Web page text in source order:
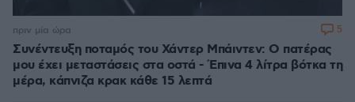
Συνέντευξη ποταμός του Χάντερ Μπάιντεν: Ο πατέρας
μου έχει μεταστάσεις στα οστά - Έπινα 4 λίτρα βότκα τη
μέρα, κάπνιζα κρακ κάθε 15 λεπτά
πριν μία ώρα 5